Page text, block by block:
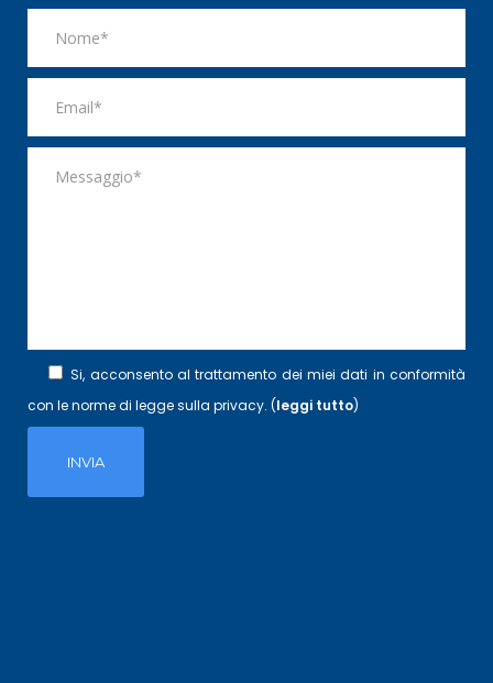
Si, acconsento al trattamento dei miei dati in conformità
con le norme di legge sulla privacy. (leggi tutto)